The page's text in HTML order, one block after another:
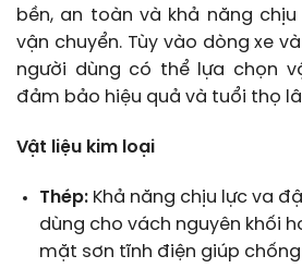
bền, an toàn và khả năng
vận chuyển. Tùy vào dòng xe
người dùng có thể lựa chọn
đảm bảo hiệu quả và tuổi thọ
Vật liệu kim loại
Thép:Khả năng chịu lực va
dùng cho vách nguyên khối
mặt sơn tĩnh điện giúp